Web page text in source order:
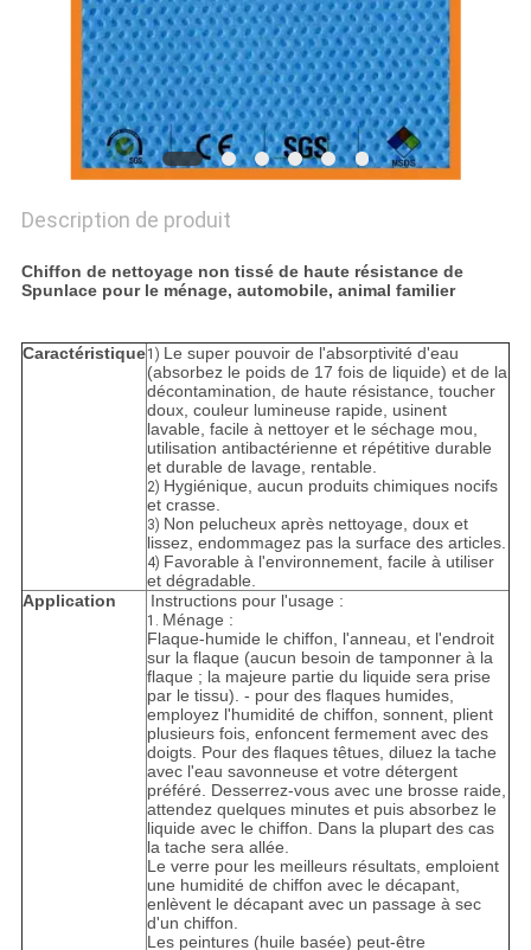
PRIVACY
POLICY
Description de produit
Chiffon de nettoyage non tissé de haute résistance de
Spunlace pour le ménage, automobile, animal familier
Caractéristique1) Le super pouvoir de l'absorptivité d'eau
(absorbez le poids de 17 fois de liquide) et de la
décontamination, de haute résistance, toucher
doux, couleur lumineuse rapide, usinent
lavable, facile à nettoyer et le séchage mou,
utilisation antibactérienne et répétitive durable
et durable de lavage, rentable.
2) Hygiénique, aucun produits chimiques nocifs
et crasse.
3) Non pelucheux après nettoyage, doux et
lissez, endommagez pas la surface des articles.
4) Favorable à l'environnement, facile à utiliser
et dégradable.
Application
Instructions pour l'usage :
1. Ménage :
Flaque-humide le chiffon, l'anneau, et l'endroit
sur la flaque (aucun besoin de tamponner à la
flaque ; la majeure partie du liquide sera prise
par le tissu). - pour des flaques humides,
employez l'humidité de chiffon, sonnent, plient
plusieurs fois, enfoncent fermement avec des
doigts. Pour des flaques têtues, diluez la tache
avec l'eau savonneuse et votre détergent
préféré. Desserrez-vous avec une brosse raide,
attendez quelques minutes et puis absorbez le
liquide avec le chiffon. Dans la plupart des cas
la tache sera allée.
Le verre pour les meilleurs résultats, emploient
une humidité de chiffon avec le décapant,
enlèvent le décapant avec un passage à sec
d'un chiffon.
Les peintures (huile basée) peut-être